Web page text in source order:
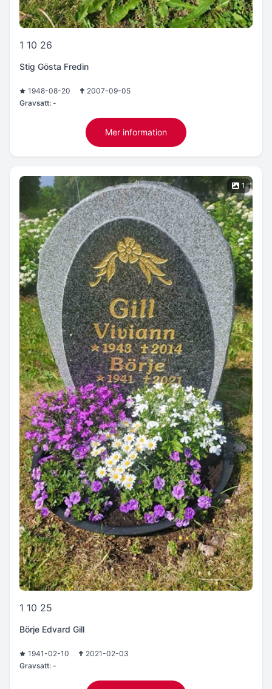
1 10 26
Stig Gösta Fredin
1948-08-20
2007-09-05
Gravsatt: -
Mer information
1
1 10 25
Börje Edvard Gill
1941-02-10
2021-02-03
Gravsatt: -